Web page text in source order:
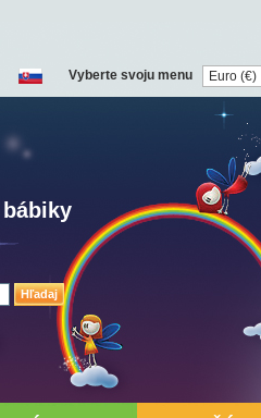
Hľadaj
bábiky
Vyberte svoju menu